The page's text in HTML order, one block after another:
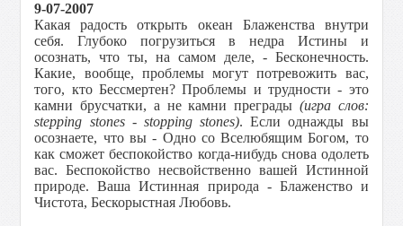
9-07-2007
Какая радость открыть океан Блаженства внутри
себя. Глубоко погрузиться в недра Истины и
осознать, что ты, на самом деле, - Бесконечность.
Какие, вообще, проблемы могут потревожить вас,
того, кто Бессмертен? Проблемы и трудности - это
камни брусчатки, а не камни преграды (игра слов:
stepping stones - stopping stones). Если однажды вы
осознаете, что вы - Одно со Вселюбящим Богом, то
как сможет беспокойство когда-нибудь снова одолеть
вас. Беспокойство несвойственно вашей Истинной
природе. Ваша Истинная природа - Блаженство и
Чистота, Бескорыстная Любовь.